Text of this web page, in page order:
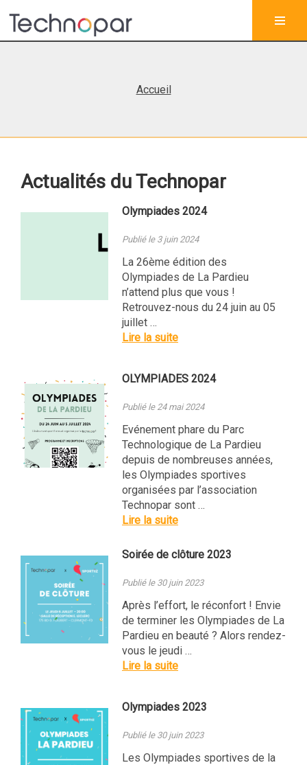
Accueil
Actualités du Technopar
Olympiades 2024
Publié le 3 juin 2024
La 26ème édition des
Olympiades de La Pardieu
n’attend plus que vous !
Retrouvez-nous du 24 juin au 05
juillet …
Lire la suite
OLYMPIADES 2024
Publié le 24 mai 2024
Evénement phare du Parc
Technologique de La Pardieu
depuis de nombreuses années,
les Olympiades sportives
organisées par l’association
Technopar sont …
Lire la suite
Soirée de clôture 2023
Publié le 30 juin 2023
Après l’effort, le réconfort ! Envie
de terminer les Olympiades de La
Pardieu en beauté ? Alors rendez-
vous le jeudi …
Lire la suite
Olympiades 2023
Publié le 30 juin 2023
Les Olympiades sportives de la